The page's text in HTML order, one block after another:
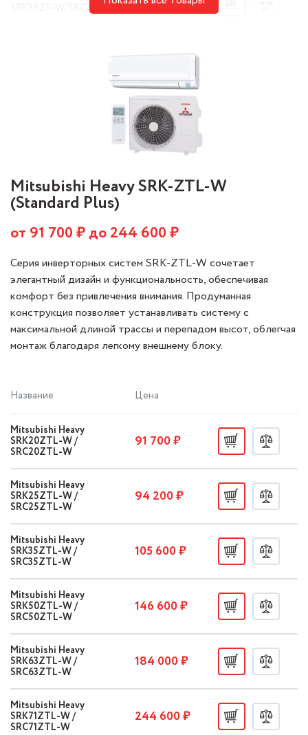
SRK35ZS-W/SRC35ZS-W
Mitsubishi Heavy SRK-ZTL-W
(Standard Plus)
от 91 700₽ до244 600₽
Серия инверторных систем SRK-ZTL-W сочетает
элегантный дизайн и функциональность, обеспечивая
комфорт без привлечения внимания. Продуманная
конструкция позволяет устанавливать систему с
максимальной длиной трассы и перепадом высот, облегчая
монтаж благодаря легкому внешнему блоку.
Название Цена
Mitsubishi Heavy
SRK20ZTL-W /
SRC20ZTL-W
91 700 ₽
Mitsubishi Heavy
SRK25ZTL-W /
SRC25ZTL-W
94 200 ₽
Mitsubishi Heavy
SRK35ZTL-W /
SRC35ZTL-W
105 600 ₽
Mitsubishi Heavy
SRK50ZTL-W /
SRC50ZTL-W
146 600 ₽
Mitsubishi Heavy
SRK63ZTL-W /
SRC63ZTL-W
184 000 ₽
Mitsubishi Heavy
SRK71ZTL-W /
SRC71ZTL-W
244 600 ₽